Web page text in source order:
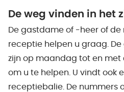
De weg vinden in het
De gastdame of -heer of
receptie helpen u graag.
zijn op maandag tot en
om u te helpen. U vindt ook
receptiebalie. De nummers